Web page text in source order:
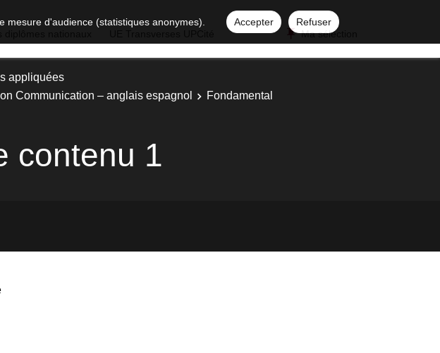
d'audience (statistiques anonymes). Accepter
Refuser
Ma sélection
appliquées
Communication – anglais espagnol
Fondamental
contenu 1